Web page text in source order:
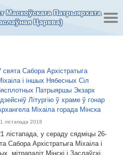
Маскоўскага Патрыярхата
Царква)
свята Сабора Архістратыга
і іншых Нябесных Сіл
Патрыяршы Экзарх
Літургію ў храме ў гонар
Міхаіла горада Мінска
лістапада 2018
лістапада, у сераду сядміцы 26-
Сабора Архістратыга Міхаіла і
мітрапаліт Мінскі і Заслаўскі